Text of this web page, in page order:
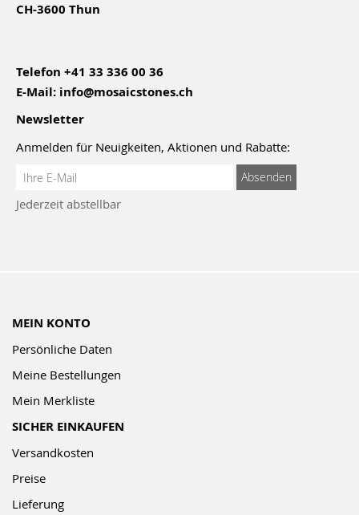
CH-3600 Thun
Telefon +41 33 336 00 36
E-Mail: info@mosaicstones.ch
Newsletter
Anmelden für Neuigkeiten, Aktionen und Rabatte:
Anmeldung
Newsletter:
Absenden
Jederzeit abstellbar
MEIN KONTO
Persönliche Daten
Meine Bestellungen
Mein Merkliste
SICHER EINKAUFEN
Versandkosten
Preise
Lieferung